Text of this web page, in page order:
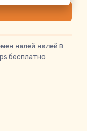
налей налей в
бесплатно